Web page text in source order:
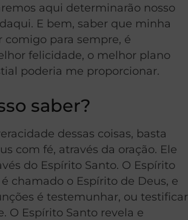
aqui determinarão nosso
E bem, saber que minha
comigo para sempre, é
felicidade, o melhor plano
poderia me proporcionar.
saber?
dessas coisas, basta
com fé, através da oração. Ele
do Espírito Santo. O Espírito
chamado o Espírito de Deus, e
é testemunhar, ou testificar
O Espírito Santo revela e